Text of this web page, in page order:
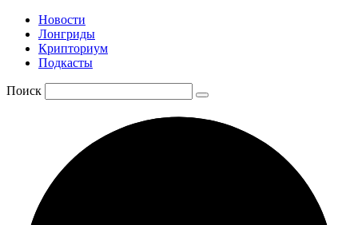
Новости
Лонгриды
Крипториум
Подкасты
Поиск